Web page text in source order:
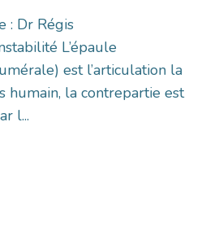
: Dr Régis
L’épaule
est l’articulation la
humain, la contrepartie est
l...